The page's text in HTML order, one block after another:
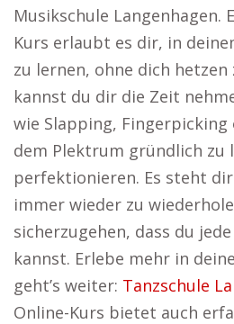
Musikschule Langenhagen.
Kurs erlaubt es dir, in
zu lernen, ohne dich hetzen
kannst du dir die Zeit
wie Slapping,
dem Plektrum gründlich zu
perfektionieren. Es steht
immer wieder zu
sicherzugehen, dass du
kannst. Erlebe mehr in
geht’s weiter: Tanzschule
Online-Kurs bietet auch